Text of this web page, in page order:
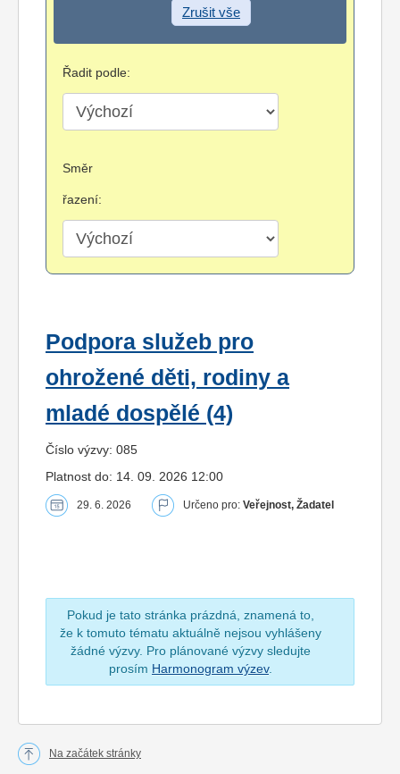
Zrušit vše
Řadit podle:
Směr
řazení:
Podpora služeb pro
ohrožené děti, rodiny a
mladé dospělé (4)
Číslo výzvy: 085
Platnost do: 14. 09. 2026 12:00
29. 6. 2026 Určeno pro: Veřejnost, Žadatel
Pokud je tato stránka prázdná, znamená to,
že k tomuto tématu aktuálně nejsou vyhlášeny
žádné výzvy. Pro plánované výzvy sledujte
prosím Harmonogram výzev.
Na začátek stránky